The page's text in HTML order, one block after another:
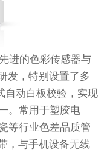
进的色彩传感器与
发，特别设置了多
自动白板校验，实现
。常用于塑胶电
等行业色差品质管
，与手机设备无线